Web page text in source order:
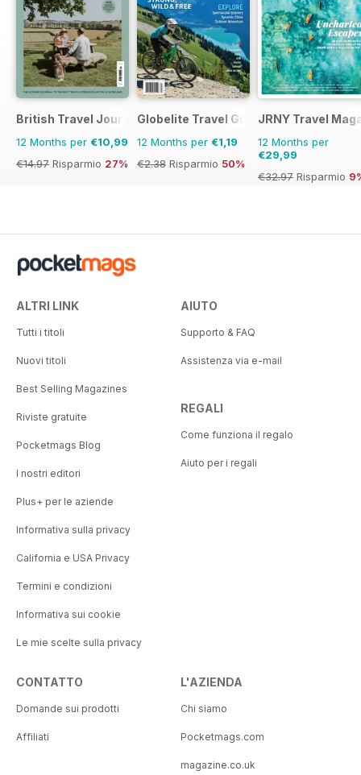
British Travel Journal
12 Months per €10,99
€14.97 Risparmio 27%
Globelite Travel Guides
12 Months per €1,19
€2.38 Risparmio 50%
JRNY Travel
12 Months per
€29,99
€32.97 Risparmio
ALTRI LINK
Tutti i titoli
Nuovi titoli
Best Selling Magazines
Riviste gratuite
Pocketmags Blog
I nostri editori
Plus+ per le aziende
Informativa sulla privacy
California e USA Privacy
Termini e condizioni
Informativa sui cookie
Le mie scelte sulla privacy
AIUTO
Supporto & FAQ
Assistenza via e-mail
REGALI
Come funziona il regalo
Aiuto per i regali
CONTATTO
Domande sui prodotti
Affiliati
L'AZIENDA
Chi siamo
Pocketmags.com
magazine.co.uk